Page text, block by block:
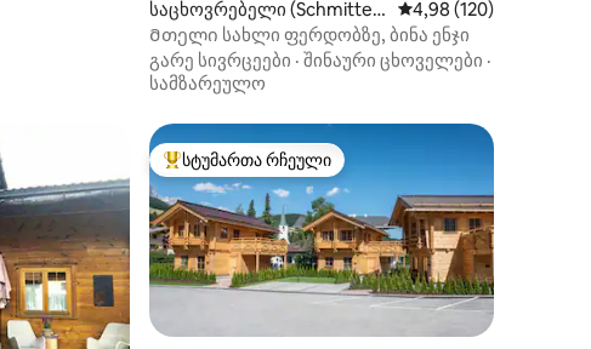
საცხოვრებელი (Schmitte
n)
საშუალო შეფასებაა
4,98 (120)
Მთელი სახლი ფერდობზე, ბინა ენჯი
გარე სივრცეები · შინაური ცხოველები ·
სამზარეულო
ვარიანტი სტუმართა რჩეული მოწინავე ვარიანტი
სტუმართა რჩეული